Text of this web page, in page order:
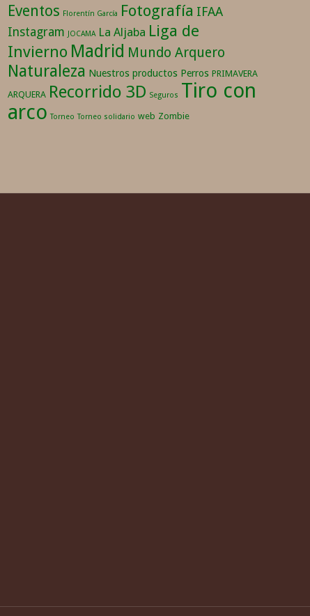
Eventos Florentín García Fotografía IFAA
Instagram JOCAMA La Aljaba Liga de
Invierno Madrid Mundo Arquero
Naturaleza Nuestros productos Perros PRIMAVERA
ARQUERA Recorrido 3D Seguros Tiro con
arco Torneo Torneo solidario web Zombie